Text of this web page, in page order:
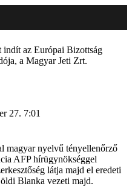
az Európai Bizottság
a Magyar Jeti Zrt.
27. 7:01
magyar nyelvű tényellenőrző
AFP hírügynökséggel
látja majd el eredeti
Blanka vezeti majd.